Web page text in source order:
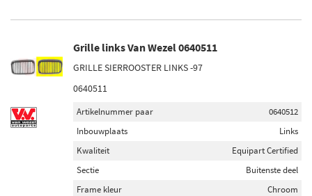
Grille links Van Wezel 0640511
GRILLE SIERROOSTER LINKS -97
0640511
Artikelnummer paar
0640512
Inbouwplaats
Links
Kwaliteit
Equipart Certified
Sectie
Buitenste deel
Frame kleur
Chroom